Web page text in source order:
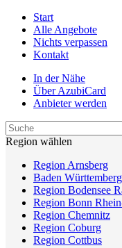
Start
Alle Angebote
Nichts verpassen
Kontakt
In der Nähe
Über AzubiCard
Anbieter werden
Region wählen
Region Arnsberg
Baden Württemberg
Region Bodensee
Region Bonn
Region Chemnitz
Region Coburg
Region Cottbus